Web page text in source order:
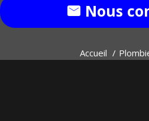
Nous
Accueil